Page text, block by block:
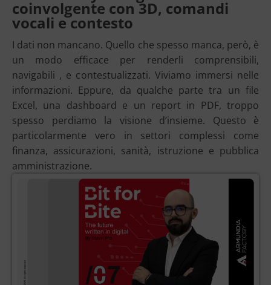
coinvolgente con 3D, comandi
vocali e contesto
I dati non mancano. Quello che spesso manca, però, è
un modo efficace per renderli comprensibili,
navigabili , e contestualizzati. Viviamo immersi nelle
informazioni. Eppure, da qualche parte tra un file
Excel, una dashboard e un report in PDF, troppo
spesso perdiamo la visione d’insieme. Questo è
particolarmente vero in settori complessi come
finanza, assicurazioni, sanità, istruzione e pubblica
amministrazione.